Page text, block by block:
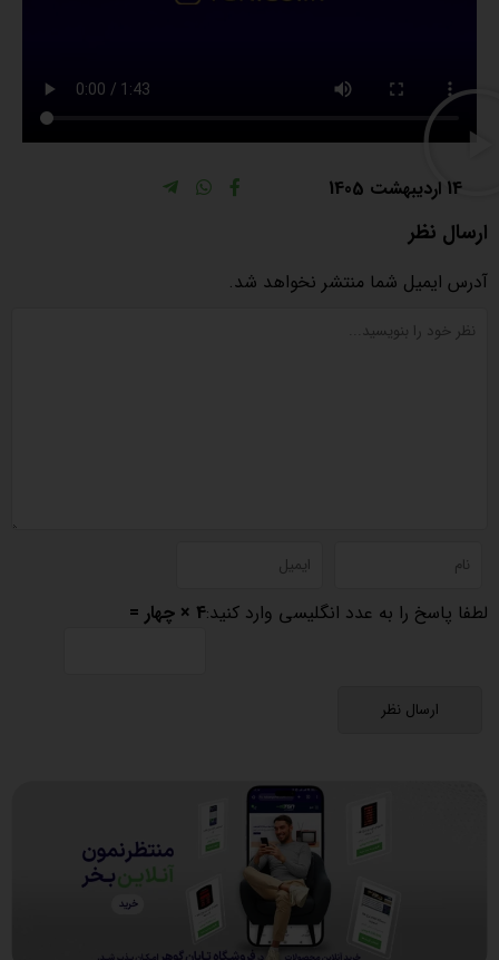
14 اردیبهشت 1405
ارسال نظر
آدرس ایمیل شما منتشر نخواهد شد.
لطفا پاسخ را به عدد انگلیسی وارد کنید:4 × چهار =